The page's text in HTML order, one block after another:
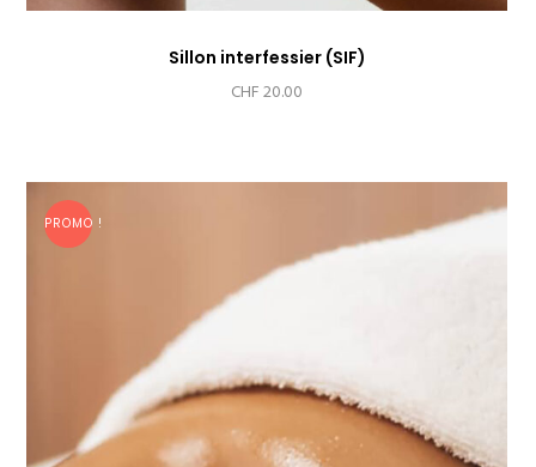
Sillon interfessier (SIF)
CHF20.00
PROMO !